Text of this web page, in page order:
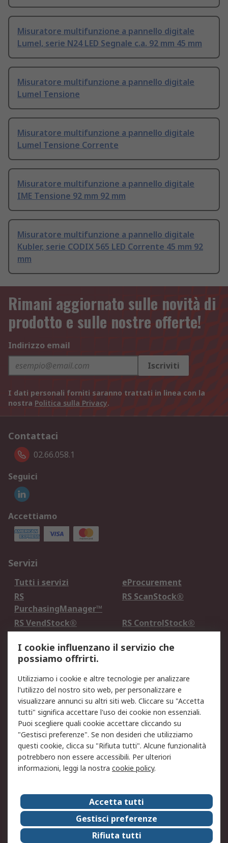
Misuratore multifunzione a pannello digitale
Lumel, serie N24 LED Segnale c.a. 92 mm 45 mm
Misuratore multifunzione a pannello digitale
Lumel Tensione
Misuratore multifunzione a pannello digitale
Lumel Tensione Corrente
Misuratore multifunzione a pannello digitale
IME Tensione 92 mm 92 mm
Misuratore multifunzione a pannello digitale
Kubler, serie CODIX 565 LED Corrente 45 mm 92
mm
Rimani aggiornato sulle novità di
prodotto e sulle nostre offerte!
Indirizzo email
Iscriviti
I dati personali forniti saranno trattati in linea con la
nostra Politica sulla Privacy.
Contattaci
02.66.058.1
Seguici
Accettiamo
Servizi
Tutti i servizi
eProcurement
RS
PurchasingManager™
RS ScanStock®
RS VendStock®
RS ControlStock®
Legale
Informativa Cookie
Informativa Privacy -
Aggiornata
Email Security
Termini d'uso
Condizioni di vendita
Condizioni generali di
servizio
Etica e responsabilità
Chi Siamo
Chi Siamo
Contattaci
Supporto
ESG
Carriere
RS Group
Press Centre
Discovery: il Blog di RS
I cookie influenzano il servizio che
possiamo offrirti.
Utilizziamo i cookie e altre tecnologie per analizzare
l'utilizzo del nostro sito web, per personalizzare e
visualizzare annunci su altri siti web. Cliccare su "Accetta
tutti" significa accettare l'uso dei cookie non essenziali.
Puoi scegliere quali cookie accettare cliccando su
"Gestisci preferenze". Se non desideri che utilizziamo
questi cookie, clicca su "Rifiuta tutti". Alcune funzionalità
potrebbero non essere accessibili. Per ulteriori
informazioni, leggi la nostra cookie policy.
Accetta tutti
Gestisci preferenze
Rifiuta tutti